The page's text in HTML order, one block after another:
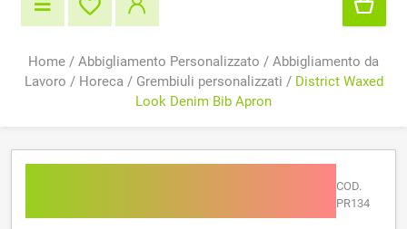
Home / Abbigliamento Personalizzato / Abbigliamento da
Lavoro / Horeca/ Grembiuli personalizzati / District Waxed
Look Denim Bib Apron
COD.
PR134